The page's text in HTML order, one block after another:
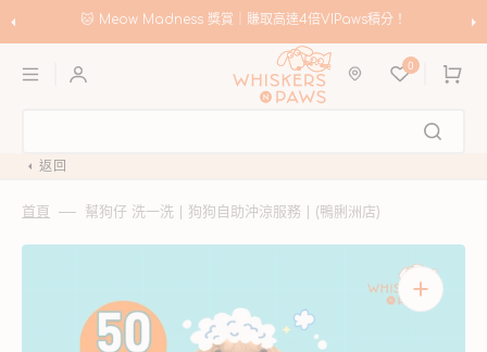
至
容
🐱 Meow Madness 獎賞｜賺取高達4倍VIPaws積分！
0
購
物
返回
首頁 幫狗仔 洗一洗 | 狗狗自助沖涼服務 | (鴨脷洲店)